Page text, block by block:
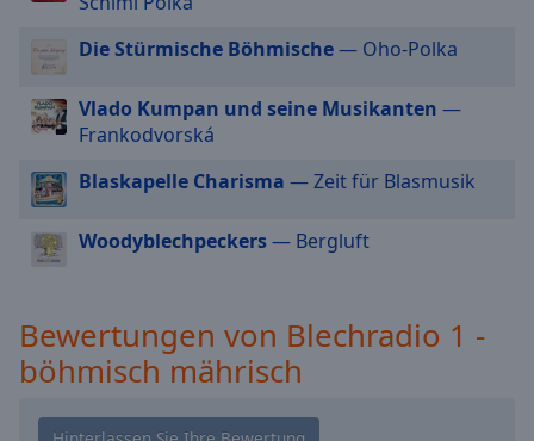
Background
Color
Opacity
Background
Color
Opacity
Die Stürmische Böhmische— Oho-Polka
Vlado Kumpan und seine Musikanten —
Frankodvorská
Blaskapelle Charisma — Zeit für Blasmusik
Woodyblechpeckers— Bergluft
Bewertungen von Blechradio 1 -
böhmisch mährisch